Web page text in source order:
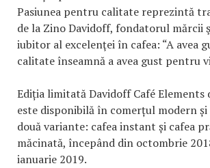
Pasiunea pentru calitate reprezintă
de la Zino Davidoff, fondatorul mărcii
iubitor al excelenţei în cafea: “A avea
calitate înseamnă a avea gust pentru
Ediția limitată Davidoff Café Elements
este disponibilă în comerțul modern
două variante: cafea instant și cafea
măcinată, începând din octombrie
ianuarie 2019.